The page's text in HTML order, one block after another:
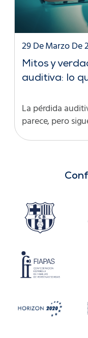
Mitos y
auditiva: lo
29 De Marzo De
La pérdida
parece, pero